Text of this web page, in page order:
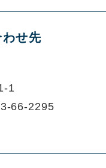
せ先
1
66-2295